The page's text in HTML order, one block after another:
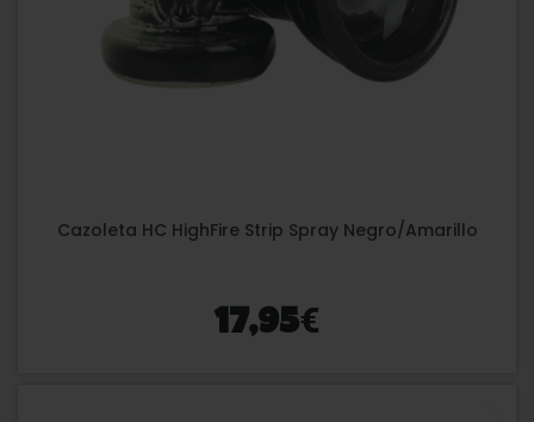
Cazoleta HC HighFire Strip Spray Negro/Amarillo
17,95€